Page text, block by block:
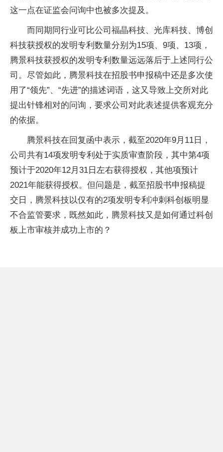
这一点在证监会问询中也被多次提及。
而同期同行业可比公司福晶科技、光库科技、博创
科技获授权的发明专利数量分别为15项、9项、13项，
腾景科技获授权的发明专利数量远远落后于上述同行公
司。尽管如此，腾景科技在招股书申报稿中还是多次使
用了“领先”、“先进”的描述词语，这又导致上交所对此
提出针锋相对的问询，要求公司对此表述提供客观充分
的依据。
腾景科技在回复函中表示，截至2020年9月11日，
公司共有14项发明专利处于实质审查阶段，其中第4项
预计于2020年12月31日左右获得授权，其他项预计
2021年能获得授权。但问题是，截至招股书申报稿提
交日，腾景科技以仅有的2项发明专利冲刺科创板明显
不合监管要求，既然如此，腾景科技又是如何通过科创
板上市审核并成功上市的？